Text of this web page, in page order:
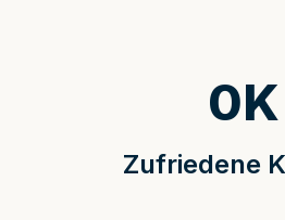
Zufriedene
0K